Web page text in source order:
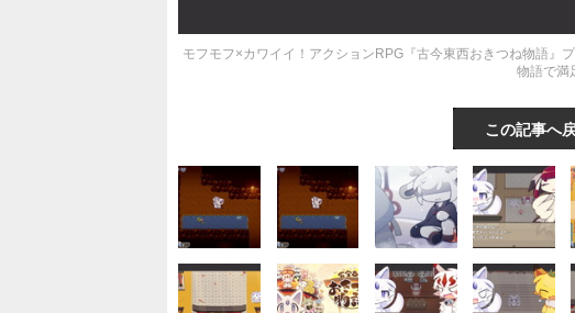
モフモフ×カワイイ！アクションRPG『古今東西おきつね物語
物語で満
この記事へ